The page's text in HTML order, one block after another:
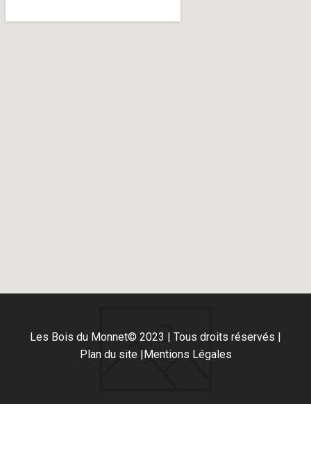
Les Bois du Monnet© 2023 | Tous droits réservés |
Plan du site |Mentions Légales